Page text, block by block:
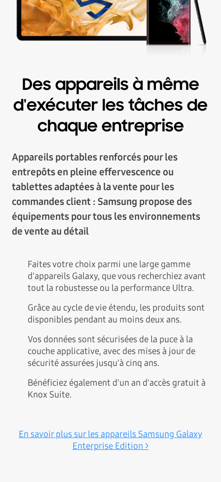
Des appareils à même
d'exécuter les tâches de
chaque entreprise
Appareils portables renforcés pour les
entrepôts en pleine effervescence ou
tablettes adaptées à la vente pour les
commandes client : Samsung propose des
équipements pour tous les environnements
de vente au détail
Faites votre choix parmi une large gamme
d'appareils Galaxy, que vous recherchiez avant
tout la robustesse ou la performance Ultra.
Grâce au cycle de vie étendu, les produits sont
disponibles pendant au moins deux ans.
Vos données sont sécurisées de la puce à la
couche applicative, avec des mises à jour de
sécurité assurées jusqu'à cinq ans.
Bénéficiez également d'un an d'accès gratuit à
Knox Suite.
En savoir plus sur les appareils Samsung Galaxy
Enterprise Edition >